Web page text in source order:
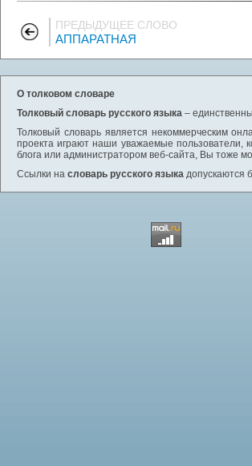
ПРЕДЫДУЩЕЕ СЛОВО
АППАРАТНАЯ
О толковом словаре
Толковый словарь русского языка –
Толковый словарь является некоммерческим
проекта играют наши уважаемые пользователи,
блога или администратором веб-сайта, Вы тоже
Ссылки на словарь русского языка допускаются